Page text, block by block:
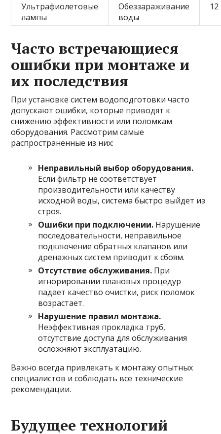
Ультрафиолетовые
лампы
Обеззараживание
воды
Часто встречающиеся
ошибки при монтаже и
их последствия
При установке систем водоподготовки часто
допускают ошибки, которые приводят к
снижению эффективности или поломкам
оборудования. Рассмотрим самые
распространенные из них:
Неправильный выбор оборудования.
Если фильтр не соответствует
производительности или качеству
исходной воды, система быстро выйдет из
строя.
Ошибки при подключении. Нарушение
последовательности, неправильное
подключение обратных клапанов или
дренажных систем приводит к сбоям.
Отсутствие обслуживания. При
игнорировании плановых процедур
падает качество очистки, риск поломок
возрастает.
Нарушение правил монтажа.
Неэффективная прокладка труб,
отсутствие доступа для обслуживания
осложняют эксплуатацию.
Важно всегда привлекать к монтажу опытных
специалистов и соблюдать все технические
рекомендации.
Будущее технологий